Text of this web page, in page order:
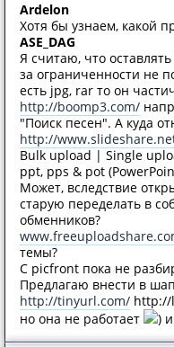
Ardelon
Хотя бы узнаем, какой
ASE_DAG
Я считаю, что
за ограниченности не
есть jpg, rar то он
http://boomp3.com/
"Поиск песен". А куда
http://
Bulk upload | Single
ppt, pps & pot
Может, вследствие
старую переделать в
обменников?
темы?
С picfront пока не
Предлагаю внести в
http://tinyurl.com/ http://
но она не работает
) и